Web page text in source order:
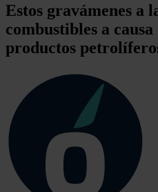
Estos gravámenes a
combustibles a
productos